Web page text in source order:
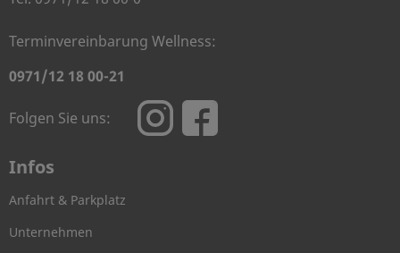
Terminvereinbarung Wellness:
0971/12 18 00-21
Folgen Sie uns:
Infos
Anfahrt & Parkplatz
Unternehmen